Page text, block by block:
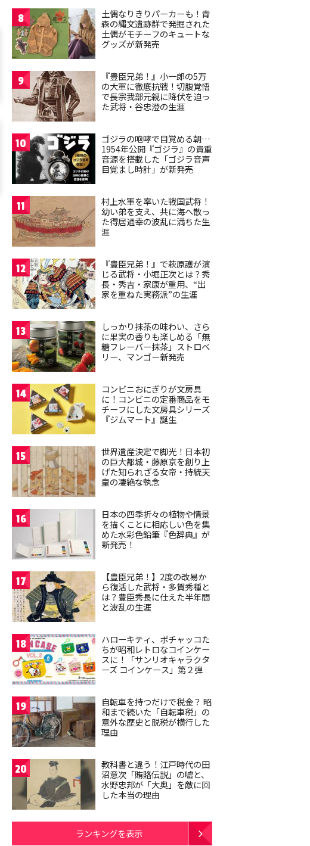
8
土偶なりきりパーカーも！青
森の縄文遺跡群で発掘された
土偶がモチーフのキュートな
グッズが新発売
9
『豊臣兄弟！』小一郎の5万
の大軍に徹底抗戦！切腹覚悟
で長宗我部元親に降伏を迫っ
た武将・谷忠澄の生涯
10
ゴジラの咆哮で目覚める朝…
1954年公開『ゴジラ』の貴重
音源を搭載した「ゴジラ音声
目覚まし時計」が新発売
11
村上水軍を率いた戦国武将！
幼い弟を支え、共に海へ散っ
た得居通幸の波乱に満ちた生
涯
12
『豊臣兄弟！』で萩原護が演
じる武将・小堀正次とは？秀
長・秀吉・家康が重用、“出
家を重ねた実務派”の生涯
13
しっかり抹茶の味わい、さら
に果実の香りも楽しめる「無
糖フレーバー抹茶」ストロベ
リー、マンゴー新発売
14
コンビニおにぎりが文房具
に！コンビニの定番商品をモ
チーフにした文房具シリーズ
『ジムマート』誕生
15
世界遺産決定で脚光！日本初
の巨大都城・藤原京を創り上
げた知られざる女帝・持統天
皇の凄絶な執念
16
日本の四季折々の植物や情景
を描くことに相応しい色を集
めた水彩色鉛筆『色辞典』が
新発売！
17
【豊臣兄弟！】2度の改易か
ら復活した武将・多賀秀種と
は？豊臣秀長に仕えた半年間
と波乱の生涯
18
ハローキティ、ポチャッコた
ちが昭和レトロなコインケー
スに！「サンリオキャラクタ
ーズ コインケース」第２弾
19
自転車を持つだけで税金？ 昭
和まで続いた「自転車税」の
意外な歴史と脱税が横行した
理由
20
教科書と違う！江戸時代の田
沼意次「賄賂伝説」の嘘と、
水野忠邦が「大奥」を敵に回
した本当の理由
ランキングを表示